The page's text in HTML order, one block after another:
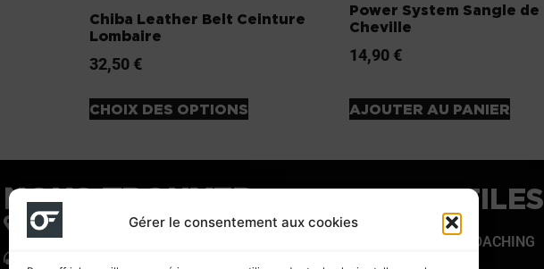
Gérer le consentement aux cookies
Chiba Leather Belt Ceinture
Lombaire
32,50 €
CHOIX DES OPTIONS
Power System Sangle de
Cheville
14,90 €
AJOUTER AU PANIER
NOUS TROUVER
122 Boulevard voltaire 75011 Paris
LIENS UTILES
COACHING